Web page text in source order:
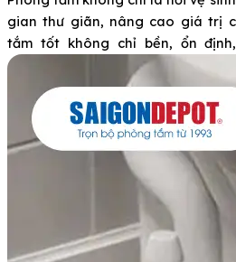
gian thư giãn, nâng cao giá trị
tắm tốt không chỉ bền, ổn
nghiệm sử dụng tinh tế và tiện
ứng tất cả những tiêu